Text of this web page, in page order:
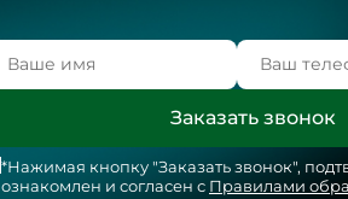
*Нажимая кнопку "Заказать звонок",
ознакомлен и согласен с Правилами